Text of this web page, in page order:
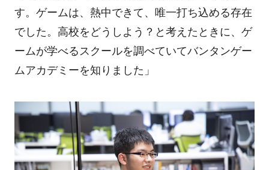
す。ゲームは、熱中できて、唯一打ち込める存在
でした。高校をどうしよう？と考えたときに、ゲ
ームが学べるスクールを調べていてバンタンゲー
ムアカデミーを知りました」